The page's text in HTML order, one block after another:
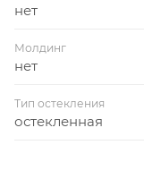
нет
Молдинг
нет
Тип остекления
остекленная